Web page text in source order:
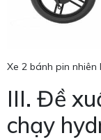
Xe 2 bánh pin
III. Đề
chạy